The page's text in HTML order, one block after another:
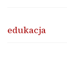
edukacja